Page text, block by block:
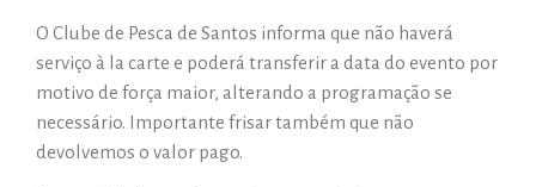
O Clube de Pesca de Santos informa que não haverá
serviço à la carte e poderá transferir a data do evento por
motivo de força maior, alterando a programação se
necessário. Importante frisar também que não
devolvemos o valor pago.